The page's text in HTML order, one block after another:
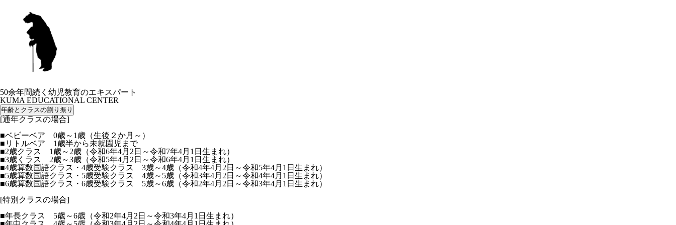
50余年間続く幼児教育のエキスパート
KUMA EDUCATIONAL CENTER
年齢とクラスの割り振り
[通年クラスの場合]
■ベビーベア 0歳～1歳（生後２か月～）
■リトルベア 1歳半から未就園児まで
■2歳クラス 1歳～2歳（令和6年4月2日～令和7年4月1日生まれ）
■3歳くラス 2歳～3歳（令和5年4月2日～令和6年4月1日生まれ）
■4歳算数国語クラス・4歳受験クラス 3歳～4歳（令和4年4月2日～令和5年4月1日生まれ）
■5歳算数国語クラス・5歳受験クラス 4歳～5歳（令和3年4月2日～令和4年4月1日生まれ）
■6歳算数国語クラス・6歳受験クラス 5歳～6歳（令和2年4月2日～令和3年4月1日生まれ）
[特別クラスの場合]
■年長クラス 5歳～6歳（令和2年4月2日～令和3年4月1日生まれ）